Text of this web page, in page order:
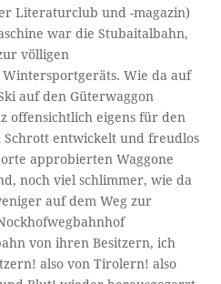
Literaturclub und -magazin)
war die Stubaitalbahn,
völligen
Wie da auf
auf den Güterwaggon
offensichtlich eigens für den
entwickelt und freudlos
approbierten Waggone
noch viel schlimmer, wie da
auf dem Weg zur
von ihren Besitzern, ich
also von Tirolern! also